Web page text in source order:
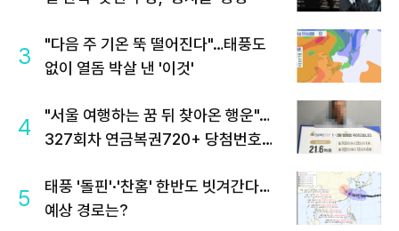
3
"다음 주 기온 뚝 떨어진다"…태풍도
없이 열돔 박살 낸 '이것'
4
"서울 여행하는 꿈 뒤 찾아온 행운"…
327회차 연금복권720+ 당첨번호조
5
태풍 '돌핀'·'찬홈' 한반도 빗겨간다…
예상 경로는?